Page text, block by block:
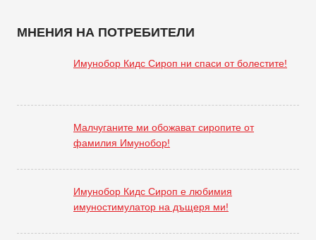
МНЕНИЯ НА ПОТРЕБИТЕЛИ
Имунобор Кидс Сироп ни спаси от болестите!
Малчуганите ми обожават сиропите от
фамилия Имунобор!
Имунобор Кидс Сироп е любимия
имуностимулатор на дъщеря ми!